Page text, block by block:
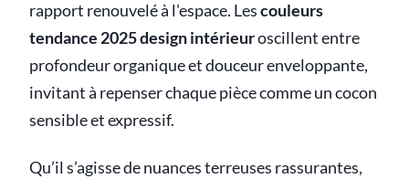
rapport renouvelé à l'espace. Lescouleurs
tendance 2025 design intérieuroscillent entre
profondeur organique et douceur enveloppante,
invitant à repenser chaque pièce comme un cocon
sensible et expressif.
Qu’il s’agisse de nuances terreuses rassurantes,